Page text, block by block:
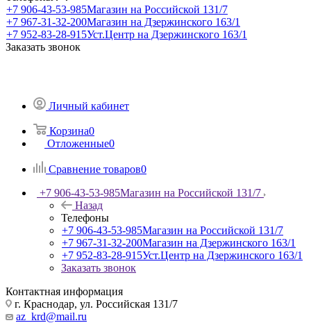
+7 906-43-53-985Магазин на Российской 131/7
+7 967-31-32-200Магазин на Дзержинского 163/1
+7 952-83-28-915Уст.Центр на Дзержинского 163/1
Заказать звонок
Личный кабинет
Корзина0
Отложенные0
Сравнение товаров0
+7 906-43-53-985Магазин на Российской 131/7
Назад
Телефоны
+7 906-43-53-985Магазин на Российской 131/7
+7 967-31-32-200Магазин на Дзержинского 163/1
+7 952-83-28-915Уст.Центр на Дзержинского 163/1
Заказать звонок
Контактная информация
г. Краснодар, ул. Российская 131/7
az_krd@mail.ru